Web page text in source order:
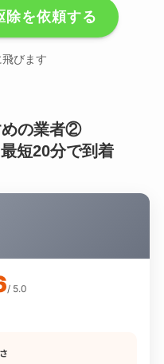
除を依頼する
びます
めの業者②
短20分で到着
/ 5.0